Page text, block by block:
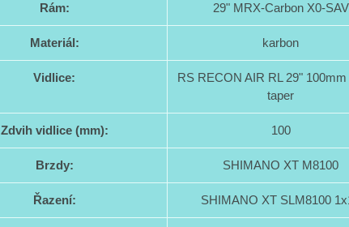
Rám: 29" MRX-Carbon X0-SAV
Materiál: karbon
Vidlice:
RS RECON AIR RL 29"
taper
Zdvih vidlice (mm): 100
Brzdy: SHIMANO XT M8100
Řazení: SHIMANO XT SLM8100